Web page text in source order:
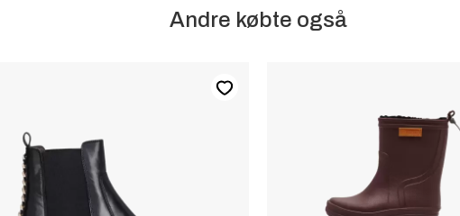
Andre købte også